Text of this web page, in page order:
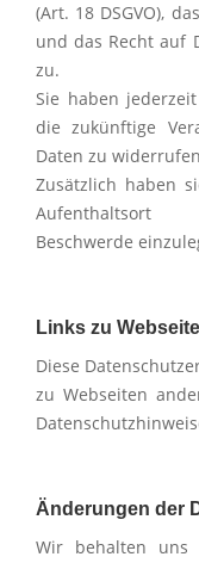
(Art. 18 DSGVO),
und das Recht auf
zu.
Sie haben
die zukünftige
Daten zu
Zusätzlich haben
Aufenthaltsort
Beschwerde
Links zu
Diese
zu Webseiten
Änderungen der
Wir behalten uns